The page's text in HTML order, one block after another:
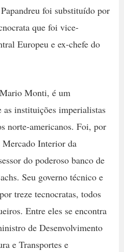
foi substituído por
que foi vice-
Europeu e ex-chefe do
Monti, é um
instituições imperialistas
norte-americanos. Foi, por
Mercado Interior da
do poderoso banco de
Seu governo técnico e
treze tecnocratas, todos
Entre eles se encontra
de Desenvolvimento
e Transportes e